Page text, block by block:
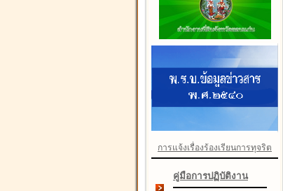
การแจ้งเรื่องร้องเรียนการทุจริต
คู่มือการปฏิบัติงาน